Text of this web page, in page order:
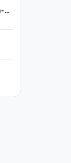
MMKI Talent Pool (Engineering & Non-Engineering)